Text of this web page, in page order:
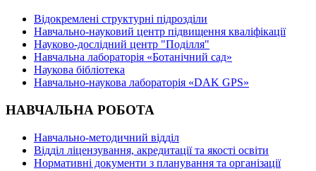
Відокремлені структурні підрозділи
Навчально-науковий центр підвищення кваліфікації
Науково-дослідний центр "Поділля"
Навчальна лабораторія «Ботанічний сад»
Наукова бібліотека
Навчально-наукова лабораторія «DAK GPS»
НАВЧАЛЬНА РОБОТА
Навчально-методичний відділ
Відділ ліцензування, акредитації та якості освіти
Нормативні документи з планування та організації